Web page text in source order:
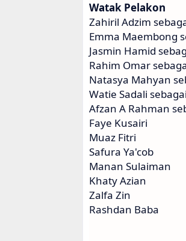
Watak Pelakon
Zahiril Adzim
Emma Maembong
Jasmin Hamid
Rahim Omar
Natasya Mahyan
Watie Sadali
Afzan A Rahman
Faye Kusairi
Muaz Fitri
Safura Ya'cob
Manan Sulaiman
Khaty Azian
Zalfa Zin
Rashdan Baba